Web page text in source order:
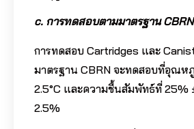
c. การทดสอบตามมาตรฐานCBRN
การทดสอบ Cartridges และ
มาตรฐาน CBRN จะทดสอบที่อุณห
2.5°C และความชื้นสัมพัทธ์ที่ 25%
2.5%